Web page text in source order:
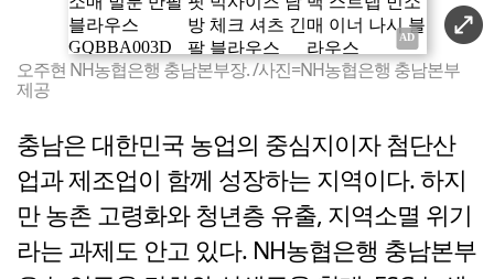
오주현 NH농협은행 충남본부장. /사진=NH농협은행 충남본부
제공
충남은 대한민국 농업의 중심지이자 첨단산
업과 제조업이 함께 성장하는 지역이다. 하지
만 농촌 고령화와 청년층 유출, 지역소멸 위기
라는 과제도 안고 있다. NH농협은행 충남본부